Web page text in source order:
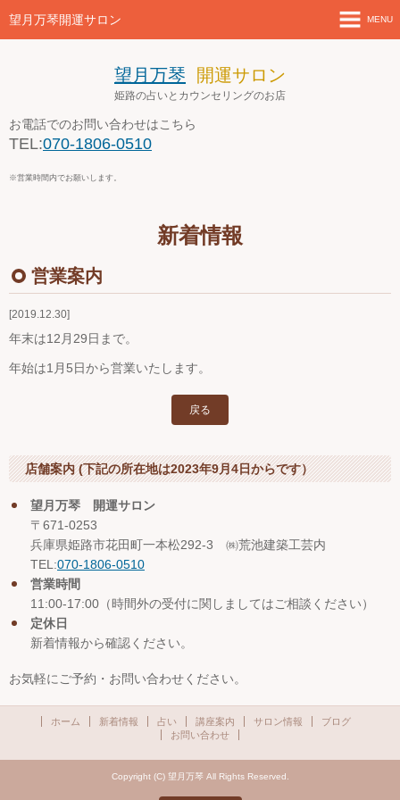
望月万琴開運サロン
望月万琴 開運サロン
姫路の占いとカウンセリングのお店
お電話でのお問い合わせはこちら
TEL:070-1806-0510
※営業時間内でお願いします。
MENU
店舗案内とアクセス
お問い合わせ
４月の営業案内
新着情報
2019.12.30
営業案内
年末は12月29日まで。
年始は1月5日から営業いたします。
戻る
店舗案内 (下記の所在地は2023年9月4日からです）
望月万琴 開運サロン
〒671-0253
兵庫県姫路市花田町一本松292-3 ㈱荒池建築工芸内
TEL:070-1806-0510
営業時間
11:00-17:00（時間外の受付に関しましてはご相談ください）
定休日
新着情報から確認ください。
お気軽にご予約・お問い合わせください。
ホーム 新着情報 占い 講座案内 サロン情報
ブログ
お問い合わせ
Copyright (C) 望月万琴 All Rights Reserved.